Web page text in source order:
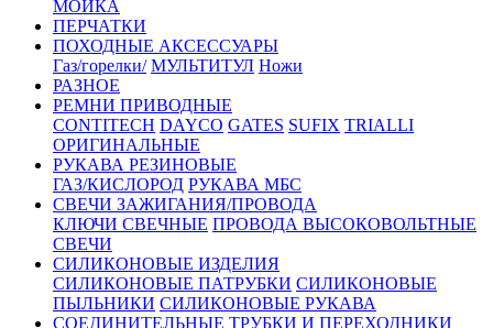
МОЙКА
ПЕРЧАТКИ
ПОХОДНЫЕ АКСЕССУАРЫ
Газ/горелки/ МУЛЬТИТУЛ Ножи
РАЗНОЕ
РЕМНИ ПРИВОДНЫЕ
CONTITECH DAYCO GATES SUFIX TRIALLI
ОРИГИНАЛЬНЫЕ
РУКАВА РЕЗИНОВЫЕ
ГАЗ/КИСЛОРОД РУКАВА МБС
СВЕЧИ ЗАЖИГАНИЯ/ПРОВОДА
КЛЮЧИ СВЕЧНЫЕ ПРОВОДА ВЫСОКОВОЛЬТНЫЕ
СВЕЧИ
СИЛИКОНОВЫЕ ИЗДЕЛИЯ
СИЛИКОНОВЫЕ ПАТРУБКИ СИЛИКОНОВЫЕ
ПЫЛЬНИКИ СИЛИКОНОВЫЕ РУКАВА
СОЕДИНИТЕЛЬНЫЕ ТРУБКИ И ПЕРЕХОДНИКИ